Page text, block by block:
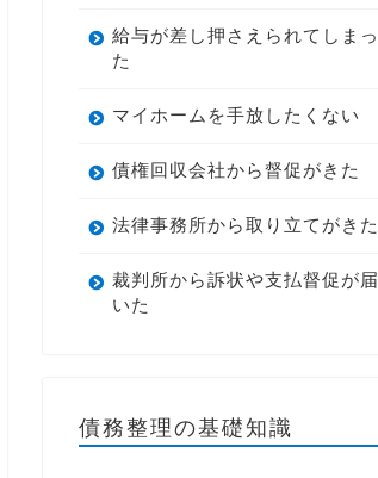
給与が差し押さえられてしまっ
た
マイホームを手放したくない
債権回収会社から督促がきた
法律事務所から取り立てがきた
裁判所から訴状や支払督促が届
いた
債務整理の基礎知識